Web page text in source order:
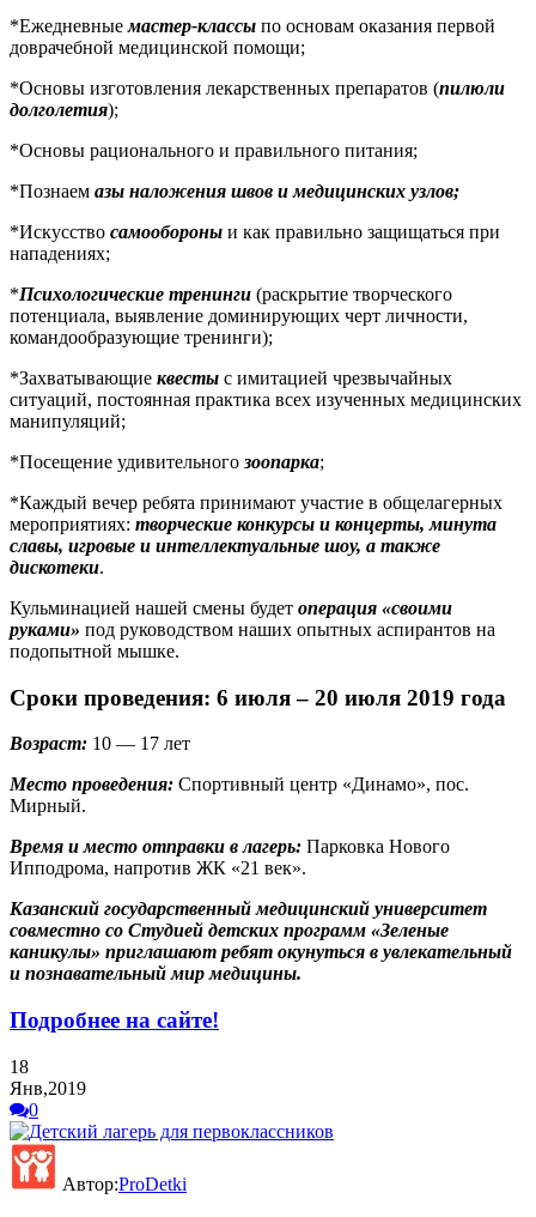
*Ежедневныемастер-классы по основам оказания первой
доврачебной медицинской помощи;
*Основы изготовления лекарственных препаратов (пилюли
долголетия);
*Основы рационального и правильного питания;
*Познаем азы наложения швов и медицинских узлов;
*Искусство самообороны и как правильно защищаться при
нападениях;
*Психологические тренинги (раскрытие творческого
потенциала, выявление доминирующих черт личности,
командообразующие тренинги);
*Захватывающие квесты с имитацией чрезвычайных
ситуаций, постоянная практика всех изученных медицинских
манипуляций;
*Посещение удивительного зоопарка;
*Каждый вечер ребята принимают участие в общелагерных
мероприятиях: творческие конкурсы и концерты, минута
славы, игровые и интеллектуальные шоу, а также
дискотеки.
Кульминацией нашей смены будет операция «своими
руками» под руководством наших опытных аспирантов на
подопытной мышке.
Сроки проведения: 6 июля – 20 июля 2019 года
Возраст: 10 — 17 лет
Место проведения: Спортивный центр «Динамо», пос.
Мирный.
Время и место отправки в лагерь: Парковка Нового
Ипподрома, напротив ЖК «21 век».
Казанский государственный медицинский университет
совместно со Студией детских программ «Зеленые
каникулы» приглашают ребят окунуться в увлекательный
и познавательный мир медицины.
Подробнее на сайте!
18
Янв,2019
0
Автор:ProDetki